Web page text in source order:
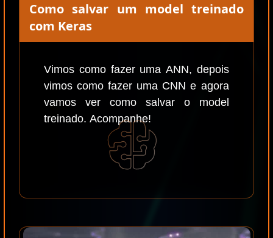
Como salvar um model treinado
com Keras
Vimos como fazer uma ANN, depois
vimos como fazer uma CNN e agora
vamos ver como salvar o model
treinado. Acompanhe!